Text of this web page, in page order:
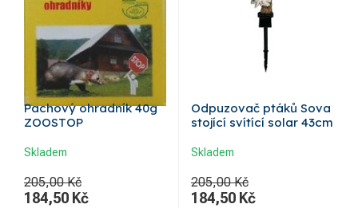
Pachový ohradník 40g
ZOOSTOP
Skladem
205,00 Kč
184,50 Kč
Odpuzovač ptáků Sova
stojící svítící solar 43cm
Skladem
205,00 Kč
184,50 Kč